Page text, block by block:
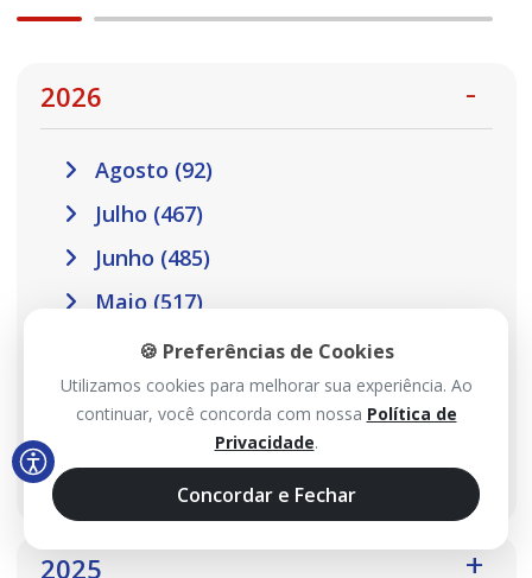
2026
Agosto (92)
Julho (467)
Junho (485)
Maio (517)
Abril (457)
Março (410)
Fevereiro (301)
Janeiro (302)
2025
🍪 Preferências de Cookies
Utilizamos cookies para melhorar sua experiência. Ao
continuar, você concorda com nossa Política de
Privacidade.
Concordar e Fechar